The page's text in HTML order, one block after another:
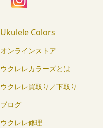
Ukulele Colors
オンラインストア
ウクレレカラーズとは
ウクレレ買取り／下取り
ブログ
ウクレレ修理